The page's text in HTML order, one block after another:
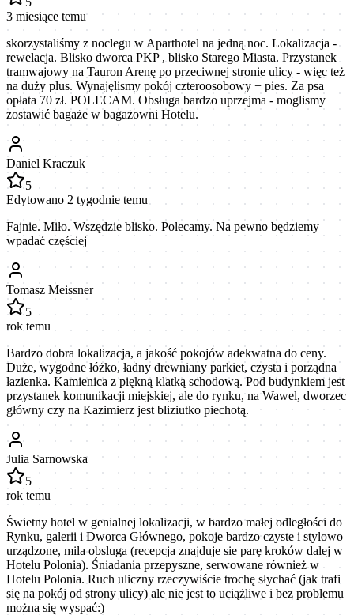
3 miesiące temu
skorzystaliśmy z noclegu w Aparthotel na jedną noc. Lokalizacja -
rewelacja. Blisko dworca PKP , blisko Starego Miasta. Przystanek
tramwajowy na Tauron Arenę po przeciwnej stronie ulicy - więc też
na duży plus. Wynajęlismy pokój czteroosobowy + pies. Za psa
opłata 70 zł. POLECAM. Obsługa bardzo uprzejma - moglismy
zostawić bagaże w bagażowni Hotelu.
Daniel Kraczuk
5
Edytowano 2 tygodnie temu
Fajnie. Miło. Wszędzie blisko. Polecamy. Na pewno będziemy
wpadać częściej
Tomasz Meissner
5
rok temu
Bardzo dobra lokalizacja, a jakość pokojów adekwatna do ceny.
Duże, wygodne łóżko, ładny drewniany parkiet, czysta i porządna
łazienka. Kamienica z piękną klatką schodową. Pod budynkiem jest
przystanek komunikacji miejskiej, ale do rynku, na Wawel, dworzec
główny czy na Kazimierz jest bliziutko piechotą.
Julia Sarnowska
5
rok temu
Świetny hotel w genialnej lokalizacji, w bardzo małej odległości do
Rynku, galerii i Dworca Głównego, pokoje bardzo czyste i stylowo
urządzone, mila obsluga (recepcja znajduje sie parę kroków dalej w
Hotelu Polonia). Śniadania przepyszne, serwowane również w
Hotelu Polonia. Ruch uliczny rzeczywiście trochę słychać (jak trafi
się na pokój od strony ulicy) ale nie jest to uciążliwe i bez problemu
można się wyspać:)